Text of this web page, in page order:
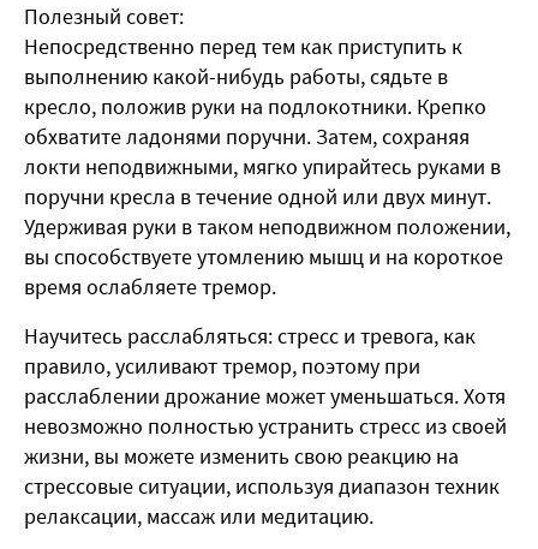
Полезный совет:
Непосредственно перед тем как приступить к
выполнению какой-нибудь работы, сядьте в
кресло, положив руки на подлокотники. Крепко
обхватите ладонями поручни. Затем, сохраняя
локти неподвижными, мягко упирайтесь руками в
поручни кресла в течение одной или двух минут.
Удерживая руки в таком неподвижном положении,
вы способствуете утомлению мышц и на короткое
время ослабляете тремор.
Научитесь расслабляться: стресс и тревога, как
правило, усиливают тремор, поэтому при
расслаблении дрожание может уменьшаться. Хотя
невозможно полностью устранить стресс из своей
жизни, вы можете изменить свою реакцию на
стрессовые ситуации, используя диапазон техник
релаксации, массаж или медитацию.